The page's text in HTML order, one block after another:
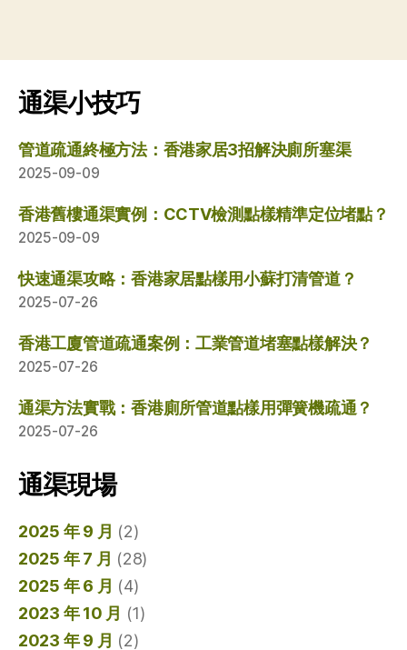
通渠小技巧
管道疏通終極方法：香港家居3招解決廁所塞渠
2025-09-09
香港舊樓通渠實例：CCTV檢測點樣精準定位堵點？
2025-09-09
快速通渠攻略：香港家居點樣用小蘇打清管道？
2025-07-26
香港工廈管道疏通案例：工業管道堵塞點樣解決？
2025-07-26
通渠方法實戰：香港廁所管道點樣用彈簧機疏通？
2025-07-26
通渠現場
2025 年 9 月 (2)
2025 年 7 月 (28)
2025 年 6 月 (4)
2023 年 10 月 (1)
2023 年 9 月 (2)